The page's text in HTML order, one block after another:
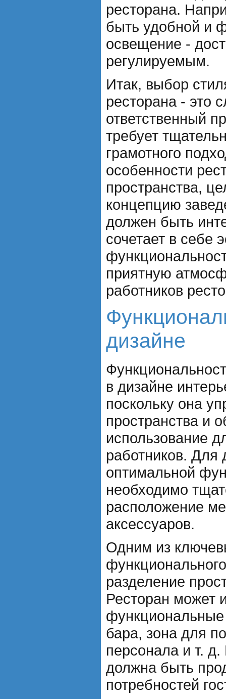
ресторана.
быть удобной и
освещение -
регулируемым.
Итак, выбор
ресторана - это
ответственный
требует
грамотного
особенности
пространства,
концепцию
должен быть
сочетает в себе
приятную
работников
дизайне
в дизайне
поскольку она
пространства и
использование
работников. Для
оптимальной
необходимо
расположение
аксессуаров.
Одним из
разделение
Ресторан может
функциональные
бара, зона для
персонала и т.
должна быть
потребностей